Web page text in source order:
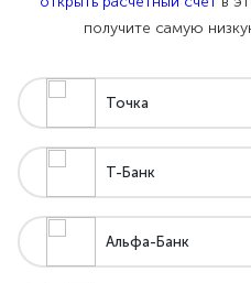
получите самую
Точка
Т-Банк
Альфа-Банк